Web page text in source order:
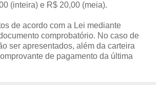
(inteira) e R$ 20,00 (meia).
de acordo com a Lei mediante
comprobatório. No caso de
ser apresentados, além da carteira
de pagamento da última